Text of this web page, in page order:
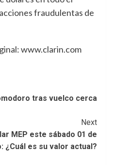
fraudulentas de
www.clarin.com
tras vuelco cerca
Next
MEP este sábado 01 de
¿Cuál es su valor actual?